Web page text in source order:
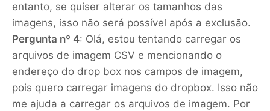
entanto, se quiser alterar os tamanhos das
imagens, isso não será possível após a exclusão.
Pergunta nº 4: Olá, estou tentando carregar os
arquivos de imagem CSV e mencionando o
endereço do drop box nos campos de imagem,
pois quero carregar imagens do dropbox. Isso não
me ajuda a carregar os arquivos de imagem. Por